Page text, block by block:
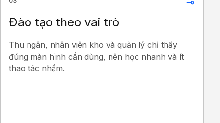
Đào tạo theo vai trò
Thu ngân, nhân viên kho và quản lý chỉ thấy
đúng màn hình cần dùng, nên học nhanh và ít
thao tác nhầm.